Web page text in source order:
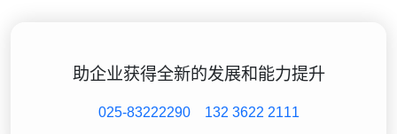
助企业获得全新的发展和能力提升
025-83222290 132 3622 2111